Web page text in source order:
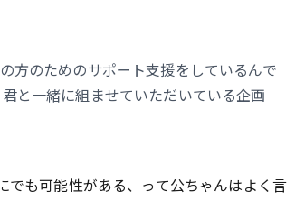
方のためのサポート支援をしているんで
と一緒に組ませていただいている企画
でも可能性がある、って公ちゃんはよく言